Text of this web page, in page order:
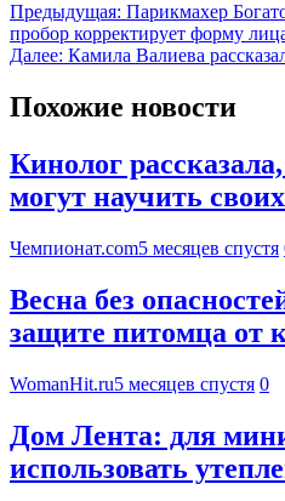
Предыдущая: Парикмахер
пробор корректирует форму
Далее: Камила Валиева
Похожие новости
Кинолог
могут научить
Чемпионат.com5 месяцев спустя
Весна без
защите питомца от
WomanHit.ru5 месяцев спустя 0
Дом Лента: для
использовать